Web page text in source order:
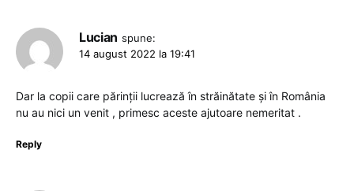
Lucian spune:
14 august 2022 la 19:41
Dar la copii care părinții lucrează în străinătate și în România
nu au nici un venit , primesc aceste ajutoare nemeritat .
Reply